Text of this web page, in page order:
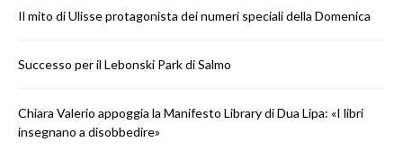
Il mito di Ulisse protagonista dei numeri speciali della Domenica
Successo per il Lebonski Park di Salmo
Chiara Valerio appoggia la Manifesto Library di Dua Lipa: «I libri
insegnano a disobbedire»